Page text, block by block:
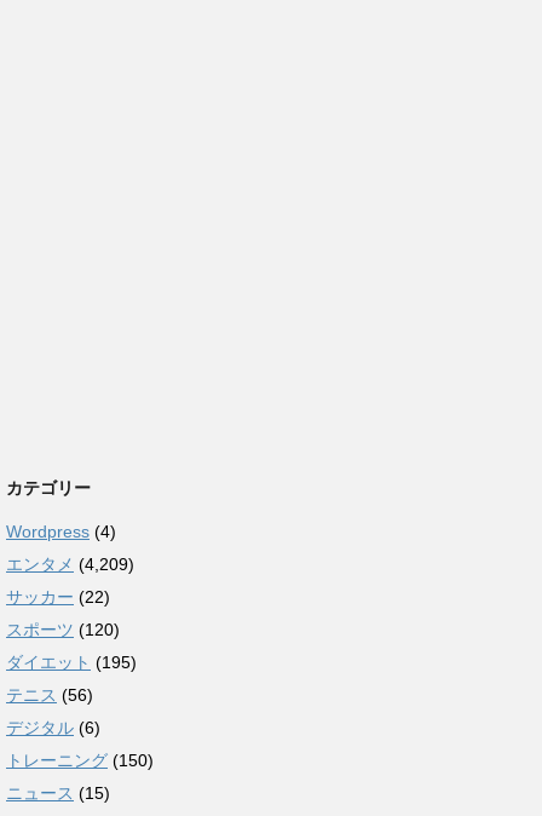
カテゴリー
Wordpress (4)
エンタメ (4,209)
サッカー (22)
スポーツ (120)
ダイエット (195)
テニス (56)
デジタル (6)
トレーニング (150)
ニュース (15)